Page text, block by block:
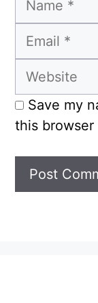
Email
Website
Save my
this